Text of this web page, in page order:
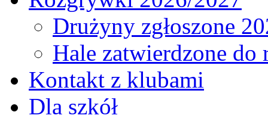
Drużyny zgłoszone
Hale zatwierdzone
Kontakt z klubami
Dla szkół